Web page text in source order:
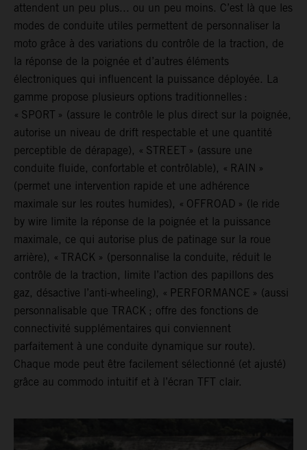
attendent un peu plus... ou un peu moins. C’est là que les
modes de conduite utiles permettent de personnaliser la
moto grâce à des variations du contrôle de la traction, de
la réponse de la poignée et d’autres éléments
électroniques qui influencent la puissance déployée. La
gamme propose plusieurs options traditionnelles :
« SPORT » (assure le contrôle le plus direct sur la poignée,
autorise un niveau de drift respectable et une quantité
perceptible de dérapage), « STREET » (assure une
conduite fluide, confortable et contrôlable), « RAIN »
(permet une intervention rapide et une adhérence
maximale sur les routes humides), « OFFROAD » (le ride
by wire limite la réponse de la poignée et la puissance
maximale, ce qui autorise plus de patinage sur la roue
arrière), « TRACK » (personnalise la conduite, réduit le
contrôle de la traction, limite l’action des papillons des
gaz, désactive l’anti-wheeling), « PERFORMANCE » (aussi
personnalisable que TRACK ; offre des fonctions de
connectivité supplémentaires qui conviennent
parfaitement à une conduite dynamique sur route).
Chaque mode peut être facilement sélectionné (et ajusté)
grâce au commodo intuitif et à l’écran TFT clair.